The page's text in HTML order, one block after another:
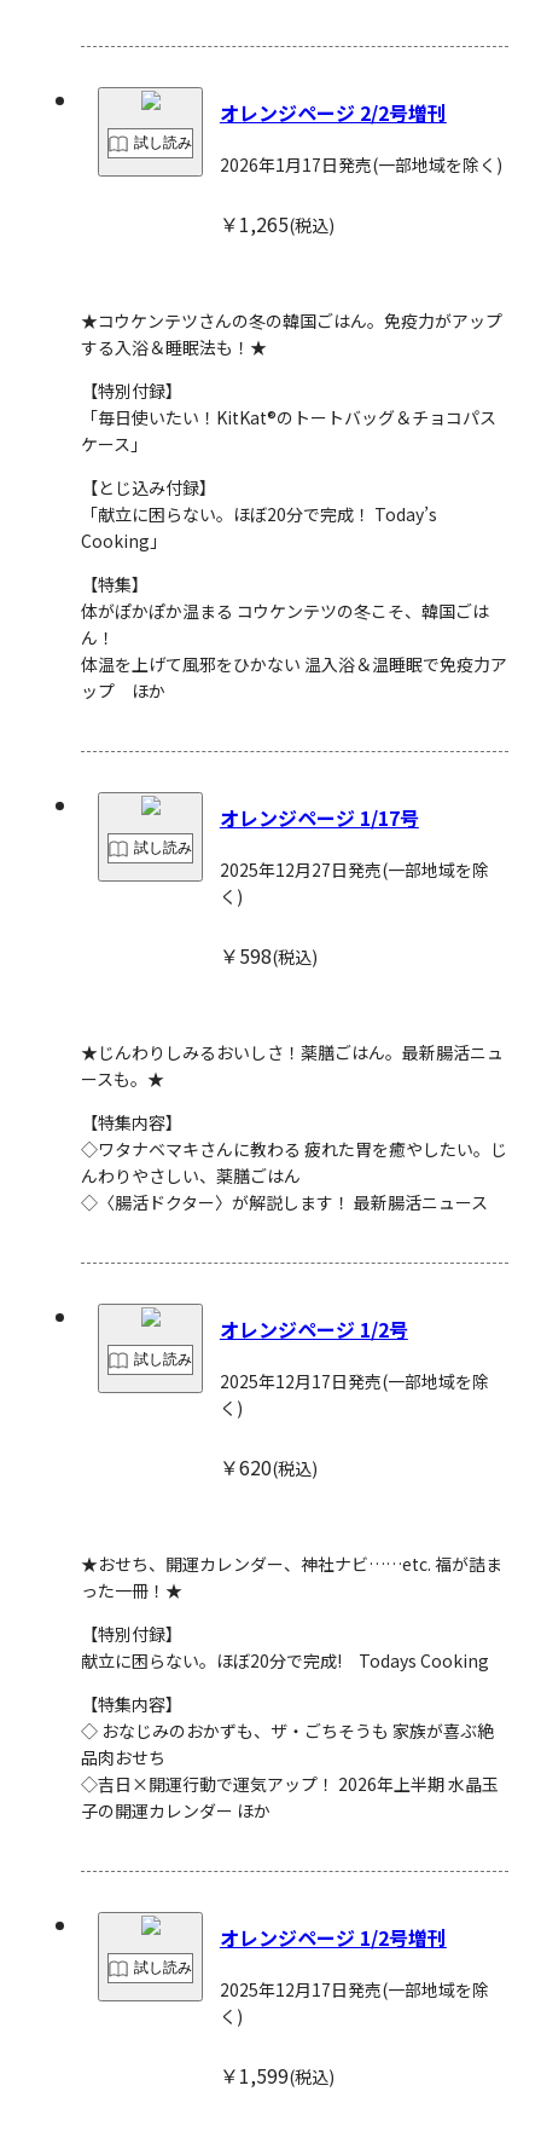
試し読み
オレンジページ 2/2号増刊
2026年1月17日発売(一部地域を除く)
￥1,265(税込)
★コウケンテツさんの冬の韓国ごはん。免疫力がアップ
する入浴＆睡眠法も！★
【特別付録】
「毎日使いたい！KitKat®のトートバッグ＆チョコパス
ケース」
【とじ込み付録】
「献立に困らない。ほぼ20分で完成！ Today’s
Cooking」
【特集】
体がぽかぽか温まる コウケンテツの冬こそ、韓国ごは
ん！
体温を上げて風邪をひかない 温入浴＆温睡眠で免疫力ア
ップ ほか
試し読み
オレンジページ 1/17号
2025年12月27日発売(一部地域を除
く)
￥598(税込)
★じんわりしみるおいしさ！薬膳ごはん。最新腸活ニュ
ースも。★
【特集内容】
◇ワタナベマキさんに教わる 疲れた胃を癒やしたい。じ
んわりやさしい、薬膳ごはん
◇〈腸活ドクター〉が解説します！ 最新腸活ニュース
試し読み
オレンジページ 1/2号
2025年12月17日発売(一部地域を除
く)
￥620(税込)
★おせち、開運カレンダー、神社ナビ……etc. 福が詰ま
った一冊！★
【特別付録】
献立に困らない。ほぼ20分で完成! Todays Cooking
【特集内容】
◇ おなじみのおかずも、ザ・ごちそうも 家族が喜ぶ絶
品肉おせち
◇吉日×開運行動で運気アップ！ 2026年上半期 水晶玉
子の開運カレンダー ほか
試し読み
オレンジページ 1/2号増刊
2025年12月17日発売(一部地域を除
く)
￥1,599(税込)